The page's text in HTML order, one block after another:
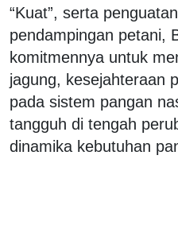
“Kuat”, serta
pendampingan petani,
komitmennya untuk
jagung, kesejahteraan
pada sistem pangan
tangguh di tengah
dinamika kebutuhan